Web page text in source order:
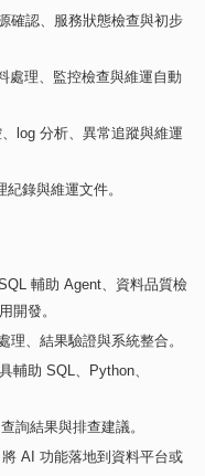
確認、服務狀態檢查與初步
處理、監控檢查與維運自動
log 分析、異常追蹤與維運
紀錄與維運文件。
輔助 Agent 、資料品質檢
開發。
理、結果驗證與系統整合。
輔助 SQL Python
查詢結果與排查建議。
AI 功能落地到資料平台或